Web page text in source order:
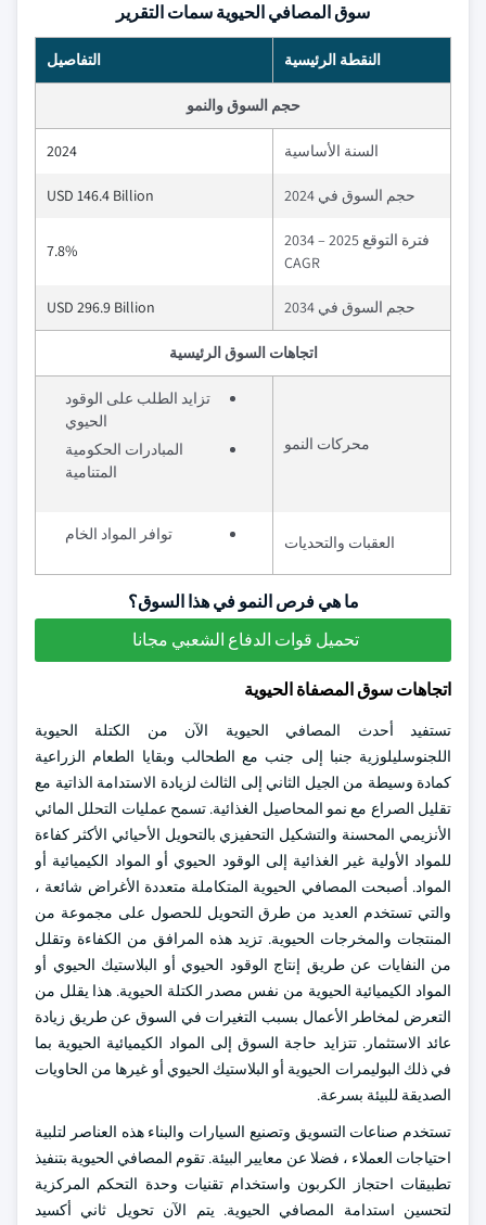
سوق المصافي الحيوية سمات التقرير
النقطة الرئيسية التفاصيل
حجم السوق والنمو
السنة الأساسية 2024
حجم السوق في 2024 USD 146.4 Billion
فترة التوقع 2025 – 2034
CAGR
7.8%
حجم السوق في 2034 USD 296.9 Billion
اتجاهات السوق الرئيسية
محركات النمو
تزايد الطلب على الوقود
الحيوي
المبادرات الحكومية
المتنامية
العقبات والتحديات توافر المواد الخام
ما هي فرص النمو في هذا السوق؟
تحميل قوات الدفاع الشعبي مجانا
اتجاهات سوق المصفاة الحيوية
تستفيد أحدث المصافي الحيوية الآن من الكتلة الحيوية
اللجنوسليلوزية جنبا إلى جنب مع الطحالب وبقايا الطعام الزراعية
كمادة وسيطة من الجيل الثاني إلى الثالث لزيادة الاستدامة الذاتية مع
تقليل الصراع مع نمو المحاصيل الغذائية. تسمح عمليات التحلل المائي
الأنزيمي المحسنة والتشكيل التحفيزي بالتحويل الأحيائي الأكثر كفاءة
للمواد الأولية غير الغذائية إلى الوقود الحيوي أو المواد الكيميائية أو
المواد. أصبحت المصافي الحيوية المتكاملة متعددة الأغراض شائعة ،
والتي تستخدم العديد من طرق التحويل للحصول على مجموعة من
المنتجات والمخرجات الحيوية. تزيد هذه المرافق من الكفاءة وتقلل
من النفايات عن طريق إنتاج الوقود الحيوي أو البلاستيك الحيوي أو
المواد الكيميائية الحيوية من نفس مصدر الكتلة الحيوية. هذا يقلل من
التعرض لمخاطر الأعمال بسبب التغيرات في السوق عن طريق زيادة
عائد الاستثمار. تتزايد حاجة السوق إلى المواد الكيميائية الحيوية بما
في ذلك البوليمرات الحيوية أو البلاستيك الحيوي أو غيرها من الحاويات
الصديقة للبيئة بسرعة.
تستخدم صناعات التسويق وتصنيع السيارات والبناء هذه العناصر لتلبية
احتياجات العملاء ، فضلا عن معايير البيئة. تقوم المصافي الحيوية بتنفيذ
تطبيقات احتجاز الكربون واستخدام تقنيات وحدة التحكم المركزية
لتحسين استدامة المصافي الحيوية. يتم الآن تحويل ثاني أكسيد